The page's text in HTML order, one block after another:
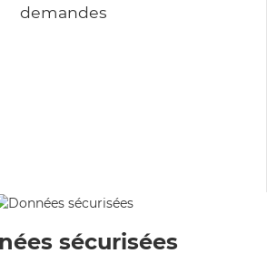
demandes
sécurisées